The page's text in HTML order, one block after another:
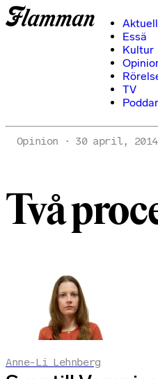
Essä
Kultur
TV
Poddar
Opinion 30 april, 2014
Två
Anne-Li Lehnberg